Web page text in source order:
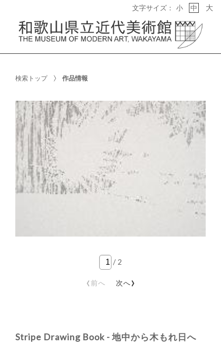
文字サイズ： 小 中 大
検索トップ 作品情報
/ 2
‹前へ 次へ›
Stripe Drawing Book - 地中から木もれ日へ